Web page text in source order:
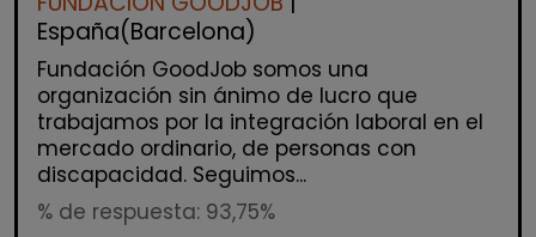
España(Barcelona)
Fundación GoodJob somos una
organización sin ánimo de lucro que
trabajamos por la integración laboral en el
mercado ordinario, de personas con
discapacidad. Seguimos...
% de respuesta: 93,75%